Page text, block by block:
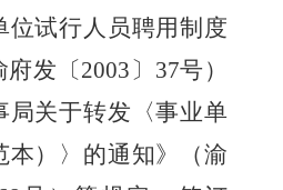
位试行人员聘用制度
府发〔2003 〕 37号）
局关于转发〈事业单
本）〉的通知》（渝